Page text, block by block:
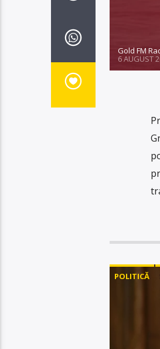
Gold FM
6 AUGUST
POLITICĂ